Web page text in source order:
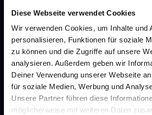
Diese Webseite verwendet Cookies
Wir verwenden Cookies, um Inhalte und
personalisieren, Funktionen für soziale
zu können und die Zugriffe auf unsere
analysieren. Außerdem geben wir
Deiner Verwendung unserer Webseite
für soziale Medien, Werbung und
Unsere Partner führen diese
möglicherweise mit weiteren Daten
gesund.de
Über uns
Karriere
Newsletter